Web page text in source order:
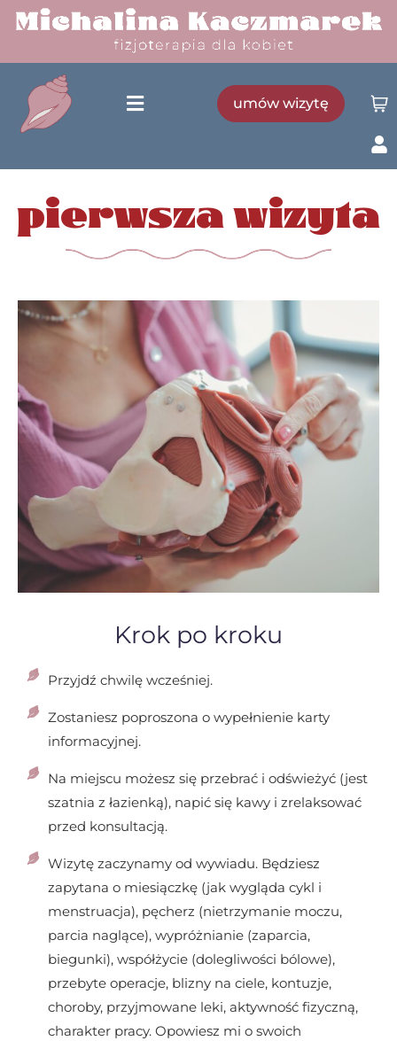
umów wizytę
pierwsza wizyta
Krok po kroku
Przyjdź chwilę wcześniej.
Zostaniesz poproszona o wypełnienie karty
informacyjnej.
Na miejscu możesz się przebrać i odświeżyć (jest
szatnia z łazienką), napić się kawy i zrelaksować
przed konsultacją.
Wizytę zaczynamy od wywiadu. Będziesz
zapytana o miesiączkę (jak wygląda cykl i
menstruacja), pęcherz (nietrzymanie moczu,
parcia naglące), wypróżnianie (zaparcia,
biegunki), współżycie (dolegliwości bólowe),
przebyte operacje, blizny na ciele, kontuzje,
choroby, przyjmowane leki, aktywność fizyczną,
charakter pracy. Opowiesz mi o swoich